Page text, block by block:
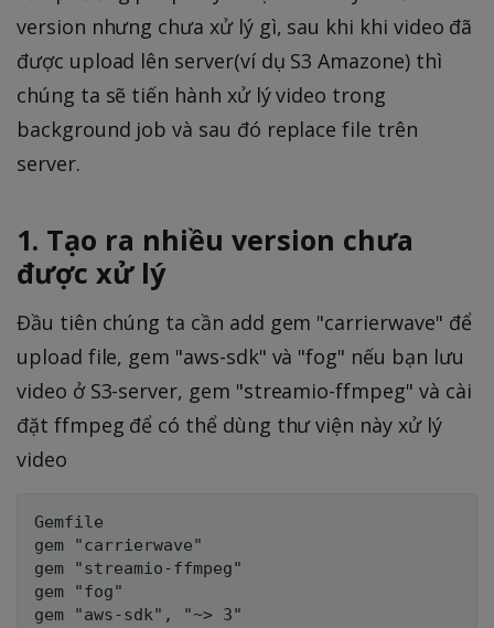
version nhưng chưa xử lý gì, sau khi khi video đã
được upload lên server(ví dụ S3 Amazone) thì
chúng ta sẽ tiến hành xử lý video trong
background job và sau đó replace file trên
server.
1. Tạo ra nhiều version chưa
được xử lý
Đầu tiên chúng ta cần add gem "carrierwave" để
upload file, gem "aws-sdk" và "fog" nếu bạn lưu
video ở S3-server, gem "streamio-ffmpeg" và cài
đặt ffmpeg để có thể dùng thư viện này xử lý
video
Gemfile
gem "carrierwave"
gem "streamio-ffmpeg"
gem "fog"
gem "aws-sdk", "~> 3"